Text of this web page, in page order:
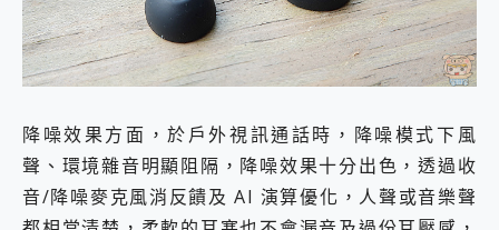
降噪效果方面，於戶外視訊通話時，降噪模式下風
聲、環境雜音明顯阻隔，降噪效果十分出色，透過收
音/降噪麥克風消反饋及 AI 演算優化，人聲或音樂聲